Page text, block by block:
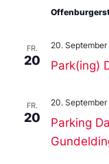
FR.
20 Park(ing)
20.
FR.
20
Parking
20.